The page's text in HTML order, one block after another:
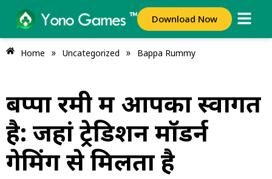
Download Now
Home » Uncategorized » Bappa Rummy
बप्पा रमी में आपका स्वागत
है: जहां ट्रेडिशन मॉडर्न
गेमिंग से मिलता है